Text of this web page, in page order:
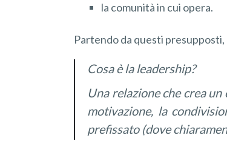
la comunità in cui opera.
Partendo da questi presupposti,
Cosa è la leadership?
Una relazione che crea
motivazione, la
prefissato (dove